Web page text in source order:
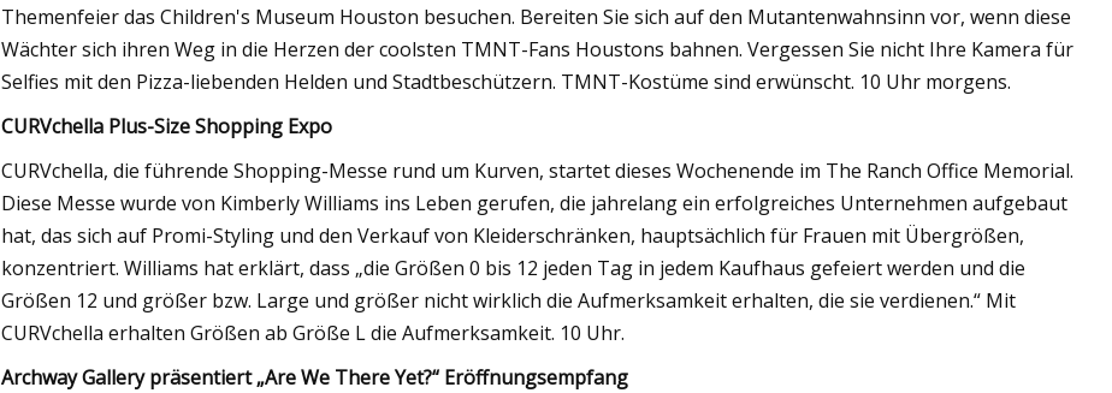
Themenfeier das Children's Museum Houston besuchen. Bereiten Sie sich auf den Mutantenwahnsinn vor, wenn diese
Wächter sich ihren Weg in die Herzen der coolsten TMNT-Fans Houstons bahnen. Vergessen Sie nicht Ihre Kamera für
Selfies mit den Pizza-liebenden Helden und Stadtbeschützern. TMNT-Kostüme sind erwünscht. 10 Uhr morgens.
CURVchella Plus-Size Shopping Expo
CURVchella, die führende Shopping-Messe rund um Kurven, startet dieses Wochenende im The Ranch Office Memorial.
Diese Messe wurde von Kimberly Williams ins Leben gerufen, die jahrelang ein erfolgreiches Unternehmen aufgebaut
hat, das sich auf Promi-Styling und den Verkauf von Kleiderschränken, hauptsächlich für Frauen mit Übergrößen,
konzentriert. Williams hat erklärt, dass „die Größen 0 bis 12 jeden Tag in jedem Kaufhaus gefeiert werden und die
Größen 12 und größer bzw. Large und größer nicht wirklich die Aufmerksamkeit erhalten, die sie verdienen.“ Mit
CURVchella erhalten Größen ab Größe L die Aufmerksamkeit. 10 Uhr.
Archway Gallery präsentiert „Are We There Yet?“ Eröffnungsempfang